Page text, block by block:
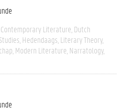
Contemporary Literature Dutch
Hedendaags Literary Theory
Modern Literature Narratology